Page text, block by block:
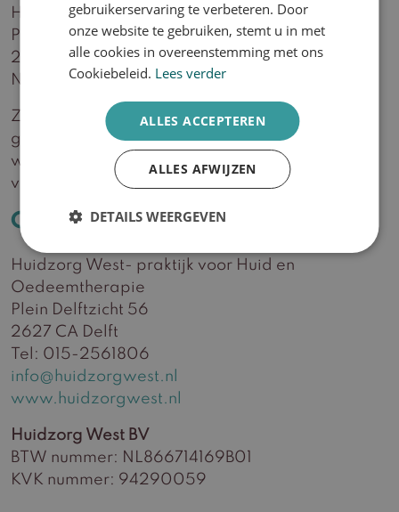
Huidzorg West BV
Plein Delftzicht 56
2627 CA Delft
Nederland
Zodra uw producten retour zijn ontvangen en
goedgekeurd na inspectie zal de retour actie
worden opgevolgd in de vorm van toesturen
vervangend product of geld terug.
Contactgegevens Huidzorg West
Huidzorg West- praktijk voor Huid en
Oedeemtherapie
Plein Delftzicht 56
2627 CA Delft
Tel: 015-2561806
info@huidzorgwest.nl
www.huidzorgwest.nl
Huidzorg West BV
BTW nummer: NL866714169B01
KVK nummer: 94290059
gebruikerservaring te verbeteren. Door
onze website te gebruiken, stemt u in met
alle cookies in overeenstemming met ons
Cookiebeleid. Lees verder
ALLES ACCEPTEREN
ALLES AFWIJZEN
DETAILS WEERGEVEN